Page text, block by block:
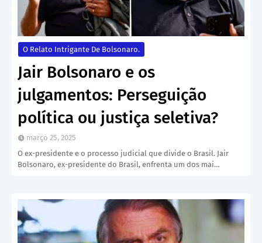
O Relato Intrigante De Bolsonaro.
Jair Bolsonaro e os
julgamentos: Perseguição
política ou justiça seletiva?
março 25, 2025
O ex-presidente e o processo judicial que divide o Brasil. Jair
Bolsonaro, ex-presidente do Brasil, enfrenta um dos mai…